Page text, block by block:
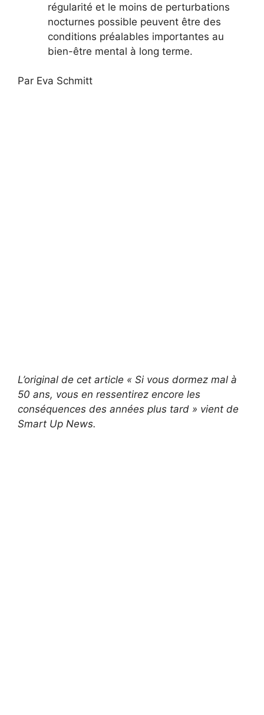
régularité et le moins de perturbations
nocturnes possible peuvent être des
conditions préalables importantes au
bien-être mental à long terme.
Par Eva Schmitt
L’original de cet article « Si vous dormez mal à
50 ans, vous en ressentirez encore les
conséquences des années plus tard » vient de
Smart Up News.